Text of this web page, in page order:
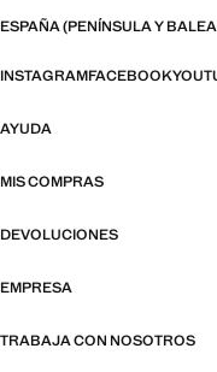
ESPAÑA (PENÍNSULA Y
INSTAGRAMFACEBOOK
AYUDA
MIS COMPRAS
DEVOLUCIONES
EMPRESA
TRABAJA CON NOSOTROS